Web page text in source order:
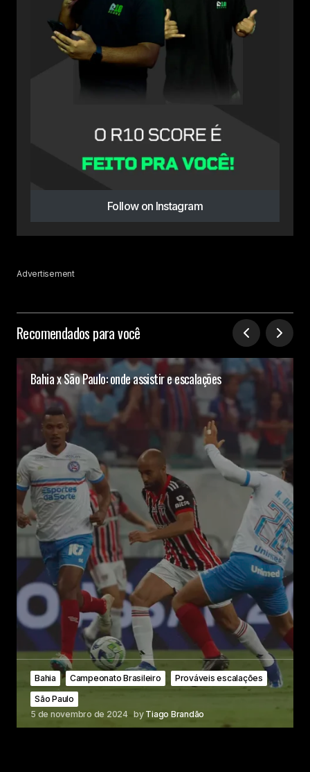
Follow on Instagram
Advertisement
Recomendados para você
Bahia x São Paulo: onde assistir e escalações
Bahia Campeonato Brasileiro
Prováveis escalações
São Paulo
5 de novembro de 2024 by Tiago Brandão